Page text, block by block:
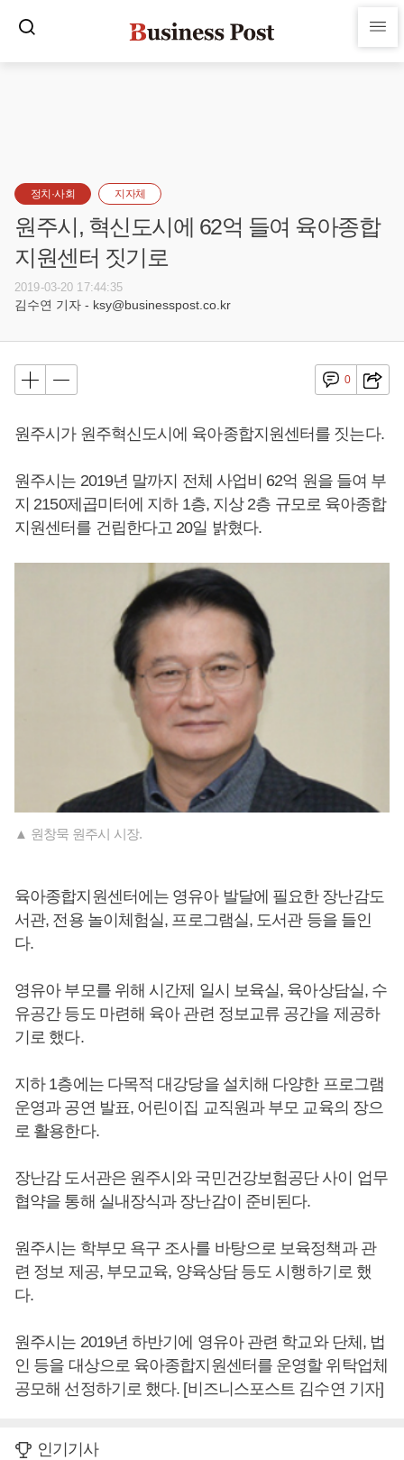
정치·사회 지자체
원주시, 혁신도시에 62억 들여 육아종합
지원센터 짓기로
2019-03-20 17:44:35
김수연 기자 - ksy@businesspost.co.kr
0
원주시가 원주혁신도시에 육아종합지원센터를 짓는다.
원주시는 2019년 말까지 전체 사업비 62억 원을 들여 부
지 2150제곱미터에 지하 1층, 지상 2층 규모로 육아종합
지원센터를 건립한다고 20일 밝혔다.
▲ 원창묵 원주시 시장.
육아종합지원센터에는 영유아 발달에 필요한 장난감도
서관, 전용 놀이체험실, 프로그램실, 도서관 등을 들인
다.
영유아 부모를 위해 시간제 일시 보육실, 육아상담실, 수
유공간 등도 마련해 육아 관련 정보교류 공간을 제공하
기로 했다.
지하 1층에는 다목적 대강당을 설치해 다양한 프로그램
운영과 공연 발표, 어린이집 교직원과 부모 교육의 장으
로 활용한다.
장난감 도서관은 원주시와 국민건강보험공단 사이 업무
협약을 통해 실내장식과 장난감이 준비된다.
원주시는 학부모 욕구 조사를 바탕으로 보육정책과 관
련 정보 제공, 부모교육, 양육상담 등도 시행하기로 했
다.
원주시는 2019년 하반기에 영유아 관련 학교와 단체, 법
인 등을 대상으로 육아종합지원센터를 운영할 위탁업체
공모해 선정하기로 했다. [비즈니스포스트 김수연 기자]
인기기사